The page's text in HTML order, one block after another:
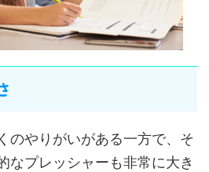
のやりがいがある一方で、そ
なプレッシャーも非常に大き